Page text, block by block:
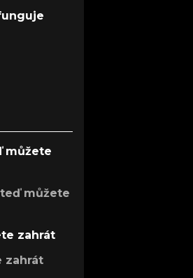
můžete
můžete
zahrát
zahrát